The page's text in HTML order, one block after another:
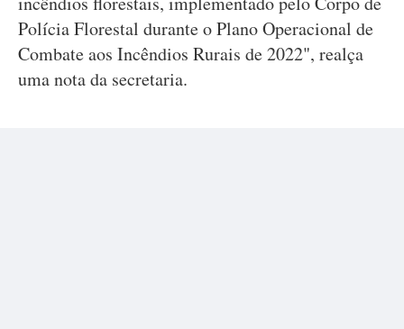
Polícia Florestal durante o Plano Operacional de
Combate aos Incêndios Rurais de 2022", realça
uma nota da secretaria.